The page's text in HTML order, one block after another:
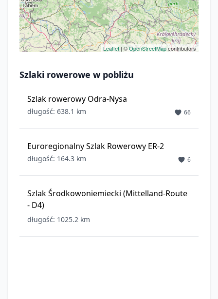
Leaflet | ©OpenStreetMapcontributors
Szlaki rowerowe w pobliżu
Szlak rowerowy Odra-Nysa
długość: 638.1 km 66
Euroregionalny Szlak Rowerowy ER-2
długość: 164.3 km 6
Szlak Środkowoniemiecki (Mittelland-Route
- D4)
długość: 1025.2 km